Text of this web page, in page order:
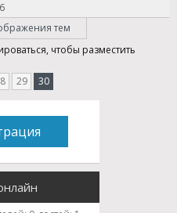
тем
чтобы разместить
29 30